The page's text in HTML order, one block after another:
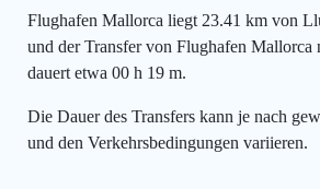
Flughafen Mallorca liegt 23.41 km von
und der Transfer von Flughafen Mallorca
dauert etwa 00 h 19 m.
Die Dauer des Transfers kann je nach
und den Verkehrsbedingungen variieren.